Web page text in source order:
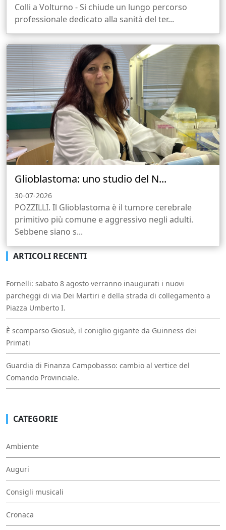
Colli a Volturno - Si chiude un lungo percorso
professionale dedicato alla sanità del ter...
Glioblastoma: uno studio del N...
30-07-2026
POZZILLI. Il Glioblastoma è il tumore cerebrale
primitivo più comune e aggressivo negli adulti.
Sebbene siano s...
ARTICOLI RECENTI
Fornelli: sabato 8 agosto verranno inaugurati i nuovi
parcheggi di via Dei Martiri e della strada di collegamento a
Piazza Umberto I.
È scomparso Giosuè, il coniglio gigante da Guinness dei
Primati
Guardia di Finanza Campobasso: cambio al vertice del
Comando Provinciale.
CATEGORIE
Ambiente
Auguri
Consigli musicali
Cronaca